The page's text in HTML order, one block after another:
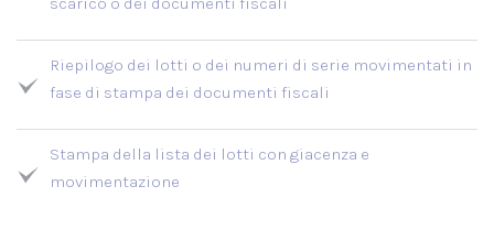
Riepilogo dei lotti o dei numeri di serie movimentati in
fase di stampa dei documenti fiscali
Stampa della lista dei lotti con giacenza e
movimentazione